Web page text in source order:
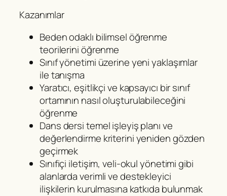
Kazanımlar
Beden odaklı bilimsel öğrenme
teorilerini öğrenme
Sınıf yönetimi üzerine yeni yaklaşımlar
ile tanışma
Yaratıcı, eşitlikçi ve kapsayıcı bir sınıf
ortamının nasıl oluşturulabileceğini
öğrenme
Dans dersi temel işleyiş planı ve
değerlendirme kriterini yeniden gözden
geçirmek
Sınıfiçi iletişim, veli-okul yönetimi gibi
alanlarda verimli ve destekleyici
ilişkilerin kurulmasına katkıda bulunmak